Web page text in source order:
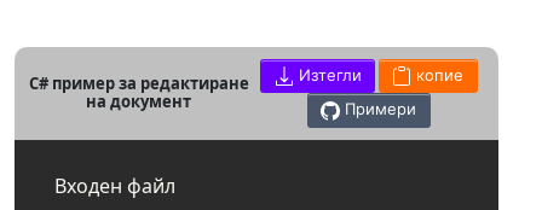
C# пример за редактиране
на документ
Изтегли
копие
Примери
Входен файл